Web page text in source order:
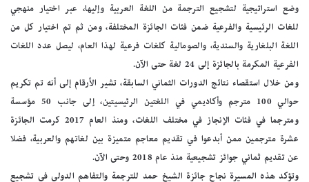
وضع استراتيجية لتشجيع الترجمة من اللغة العربية وإليها، عبر اختيار منهجي
للغات الرئيسية والفرعية ضمن فئات الجائزة المختلفة، ومن ثم تم اختيار كل من
اللغة البلغارية والسندية، والصومالية كلغات فرعية لهذا العام، ليصل عدد اللغات
الفرعية المكرمة بالجائزة إلى 24 لغة حتى الآن.
ومن خلال استقصاء نتائج الدورات الثماني السابقة، تشير الأرقام إلى أنه تم تكريم
حوالي 100 مترجم وأكاديمي في اللغتين الرئيسيتين، إلى جانب 50 مؤسسة
ومترجما في فئات الإنجاز في مختلف اللغات، ومنذ العام 2017 كرمت الجائزة
عشرة مترجمين ممن أبدعوا في تقديم معاجم متميزة بين لغاتهم والعربية، فضلا
عن تقديم ثماني جوائز تشجيعية منذ عام 2018 وحتى الآن.
وتؤكد هذه المسيرة نجاح جائزة الشيخ حمد للترجمة والتفاهم الدولي في تشجيع